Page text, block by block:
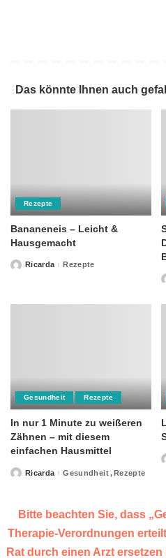
Das könnte Ihnen auch
Rezepte
Bananeneis – Leicht &
Hausgemacht
PostedRicarda Rezepte
Gesundheit Rezepte
In nur 1 Minute zu weißeren
Zähnen – mit diesem
einfachen Hausmittel
PostedRicarda Gesundheit Rezepte
Bitte beachten Sie, dass
Therapie-Verordnungen
Rat durch einen Arzt